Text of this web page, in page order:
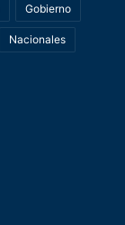
Gobierno
Nacionales